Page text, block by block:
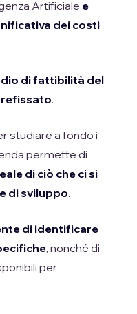
Artificiale e
dei costi
di fattibilità del
.
studiare a fondo i
permette di
di ciò che ci si
di sviluppo.
di identificare
, nonché di
per